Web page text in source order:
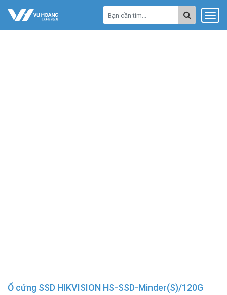
Ổ cứng SSD HIKVISION HS-SSD-Minder(S)/120G